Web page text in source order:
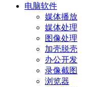
电脑软件
媒体播放
媒体处理
图像处理
加壳脱壳
办公开发
录像截图
浏览器